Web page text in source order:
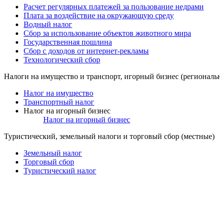
Расчет регулярных платежей за пользование недрами
Плата за воздействие на окружающую среду
Водный налог
Сбор за использование объектов животного мира
Государственная пошлина
Сбор с доходов от интернет-рекламы
Технологический сбор
Налоги на имущество и транспорт, игорный бизнес
Налог на имущество
Транспортный налог
Налог на игорный бизнес
Налог на игорный бизнес
Туристический, земельный налоги и торговый сбор (местные)
Земельный налог
Торговый сбор
Туристический налог